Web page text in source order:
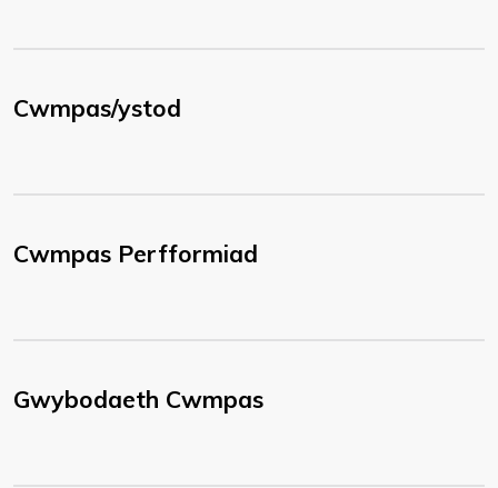
Cwmpas/ystod
Cwmpas Perfformiad
Gwybodaeth Cwmpas